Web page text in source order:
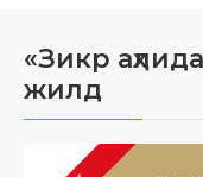
«Зикр
жилд